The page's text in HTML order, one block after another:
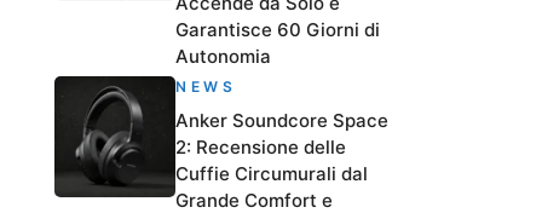
Garantisce 60 Giorni di
Autonomia
NEWS
Anker Soundcore Space
2: Recensione delle
Cuffie Circumurali dal
Grande Comfort e